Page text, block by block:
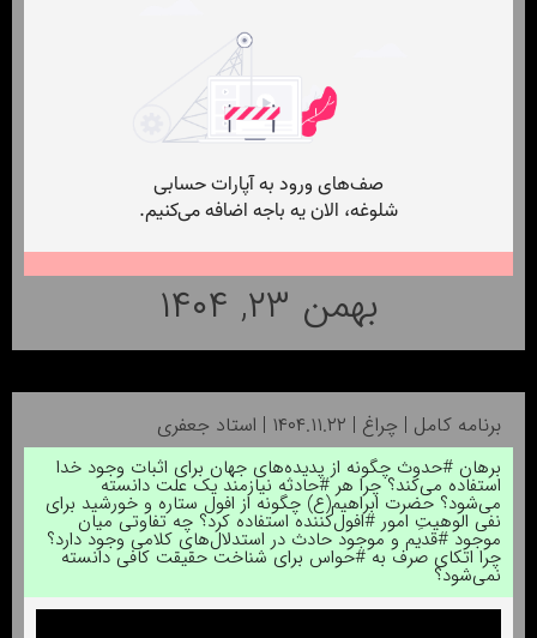
بهمن ۲۳, ۱۴۰۴
برنامه کامل | چراغ | ۱۴۰۴.۱۱.۲۲ | استاد جعفری
برهان #حدوث چگونه از پدیده‌های جهان برای اثبات وجود خدا
استفاده می‌کند؟ چرا هر #حادثه نیازمند یک علت دانسته
می‌شود؟ حضرت ابراهیم(ع) چگونه از افول ستاره و خورشید برای
نفی الوهیتِ امور #افول‌کننده استفاده کرد؟ چه تفاوتی میان
موجود #قدیم و موجود حادث در استدلال‌های کلامی وجود دارد؟
چرا اتکای صرف به #حواس برای شناخت حقیقت کافی دانسته
نمی‌شود؟